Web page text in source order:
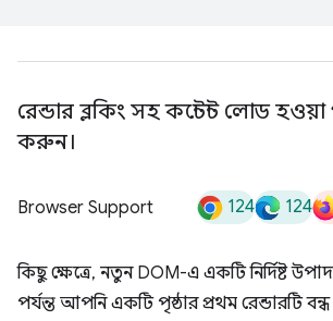
রেন্ডার ব্লকিং সহ কন্টেন্ট লোড হওয়া
করুন।
Browser Support 124 124
কিছু ক্ষেত্রে, নতুন DOM-এ একটি নির্দিষ্ট
পর্যন্ত আপনি একটি পৃষ্ঠার প্রথম রেন্ডারটি